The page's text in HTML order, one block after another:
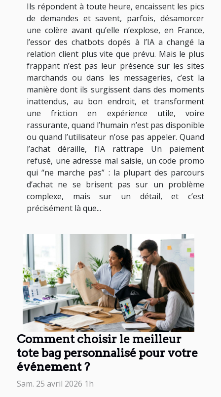
Ils répondent à toute heure, encaissent les pics
de demandes et savent, parfois, désamorcer
une colère avant qu’elle n’explose, en France,
l’essor des chatbots dopés à l’IA a changé la
relation client plus vite que prévu. Mais le plus
frappant n’est pas leur présence sur les sites
marchands ou dans les messageries, c’est la
manière dont ils surgissent dans des moments
inattendus, au bon endroit, et transforment
une friction en expérience utile, voire
rassurante, quand l’humain n’est pas disponible
ou quand l’utilisateur n’ose pas appeler. Quand
l’achat déraille, l’IA rattrape Un paiement
refusé, une adresse mal saisie, un code promo
qui “ne marche pas” : la plupart des parcours
d’achat ne se brisent pas sur un problème
complexe, mais sur un détail, et c’est
précisément là que...
Comment choisir le meilleur
tote bag personnalisé pour votre
événement ?
Sam. 25 avril 2026 1h